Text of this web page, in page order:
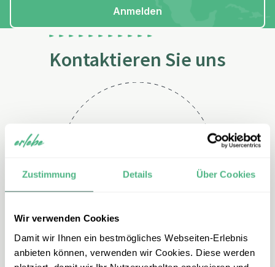
Zustimmung Details Über Cookies
Wir verwenden Cookies
Damit wir Ihnen ein bestmögliches Webseiten-Erlebnis
anbieten können, verwenden wir Cookies. Diese werden
Anmelden
Kontaktieren Sie uns
+49 2151 3880 113